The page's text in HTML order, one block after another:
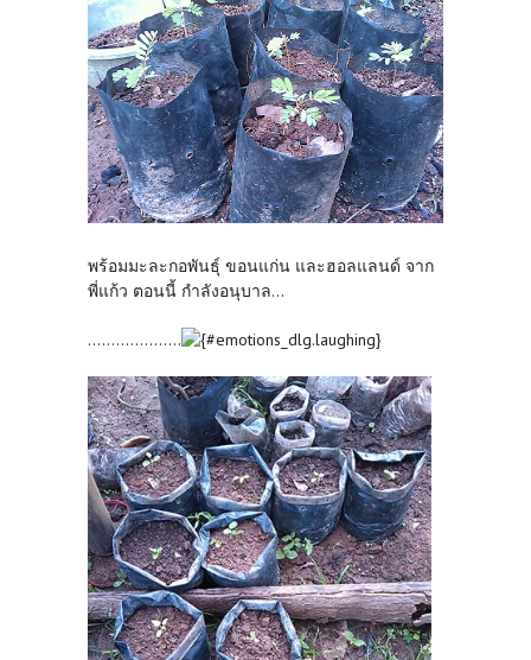
พร้อมมะละกอพันธุ์ ขอนแก่น และฮอลแลนด์ จาก
พี่แก้ว ตอนนี้ กำลังอนุบาล...
....................